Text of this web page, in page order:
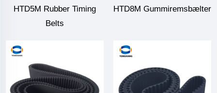
HTD5M Rubber Timing
Belts
HTD8M Gummiremsbælter